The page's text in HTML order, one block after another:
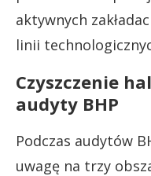
aktywnych
linii
Czyszczenie
audyty BHP
Podczas audytów
uwagę na trzy